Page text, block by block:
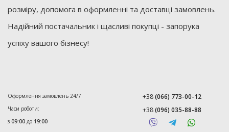
розміру, допомога в оформленні та доставці замовлень.
Надійний постачальник і щасливі покупці - запорука
успіху вашого бізнесу!
Оформлення замовлень 24/7
Часи роботи:
з 09:00 до 19:00
+38(066) 773-00-12
+38(096) 035-88-88